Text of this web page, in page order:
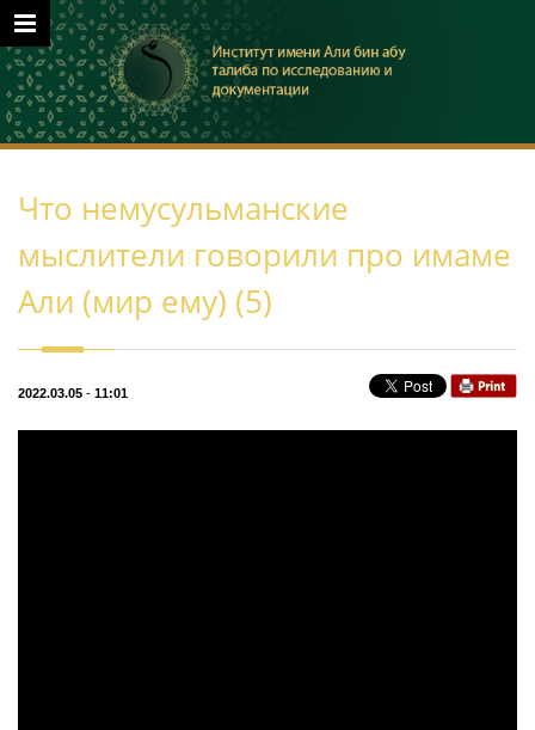
Что немусульманские
мыслители говорили про имаме
Али (мир ему) (5)
2022.03.05 - 11:01